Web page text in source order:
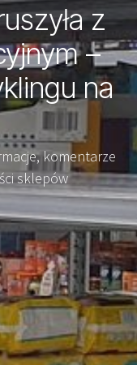
z
–
na
komentarze
sklepów